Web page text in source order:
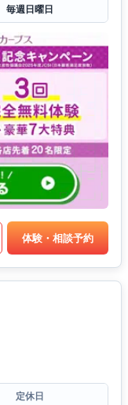
毎週日曜日
体験・相談予約
定休日